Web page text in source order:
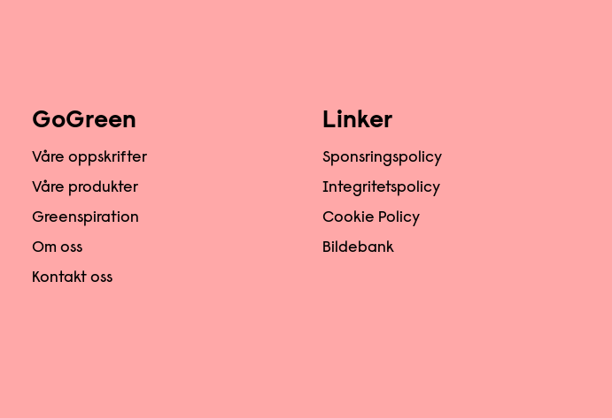
GoGreen
Våre oppskrifter
Våre produkter
Greenspiration
Om oss
Kontakt oss
Linker
Sponsringspolicy
Integritetspolicy
Cookie Policy
Bildebank